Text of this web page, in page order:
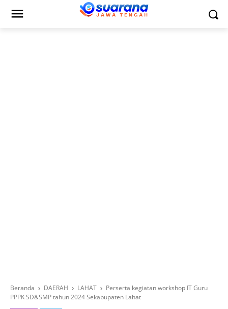
Beranda DAERAH LAHAT
Perserta kegiatan workshop IT Guru
PPPK SD&SMP tahun 2024 Sekabupaten Lahat